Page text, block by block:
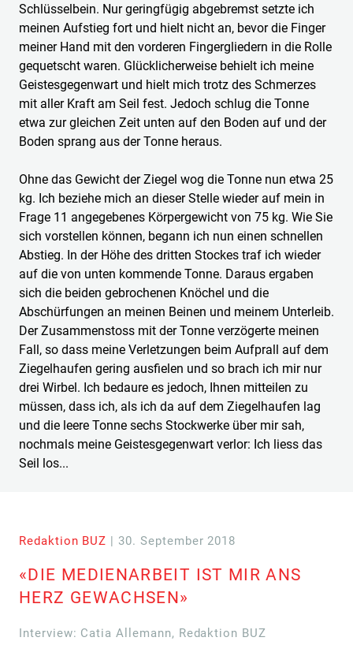
Schlüsselbein. Nur geringfügig abgebremst setzte ich
meinen Aufstieg fort und hielt nicht an, bevor die Finger
meiner Hand mit den vorderen Fingergliedern in die Rolle
gequetscht waren. Glücklicherweise behielt ich meine
Geistesgegenwart und hielt mich trotz des Schmerzes
mit aller Kraft am Seil fest. Jedoch schlug die Tonne
etwa zur gleichen Zeit unten auf den Boden auf und der
Boden sprang aus der Tonne heraus.
Ohne das Gewicht der Ziegel wog die Tonne nun etwa 25
kg. Ich beziehe mich an dieser Stelle wieder auf mein in
Frage 11 angegebenes Körpergewicht von 75 kg. Wie Sie
sich vorstellen können, begann ich nun einen schnellen
Abstieg. In der Höhe des dritten Stockes traf ich wieder
auf die von unten kommende Tonne. Daraus ergaben
sich die beiden gebrochenen Knöchel und die
Abschürfungen an meinen Beinen und meinem Unterleib.
Der Zusammenstoss mit der Tonne verzögerte meinen
Fall, so dass meine Verletzungen beim Aufprall auf dem
Ziegelhaufen gering ausfielen und so brach ich mir nur
drei Wirbel. Ich bedaure es jedoch, Ihnen mitteilen zu
müssen, dass ich, als ich da auf dem Ziegelhaufen lag
und die leere Tonne sechs Stockwerke über mir sah,
nochmals meine Geistesgegenwart verlor: Ich liess das
Seil los...
Redaktion BUZ | 30. September 2018
«DIE MEDIENARBEIT IST MIR ANS
HERZ GEWACHSEN»
Interview: Catia Allemann, Redaktion BUZ